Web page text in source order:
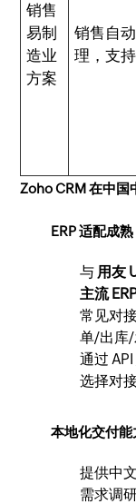
销售
易制
造业
方案
销售自
理，支
Zoho CRM 在中国
ERP 适配成熟
与 用友
主流
常见对
单/出库/
通过
选择对
本地化交付能
提供中
需求调